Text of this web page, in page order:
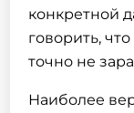
конкретной
говорить,
точно не
Наиболее